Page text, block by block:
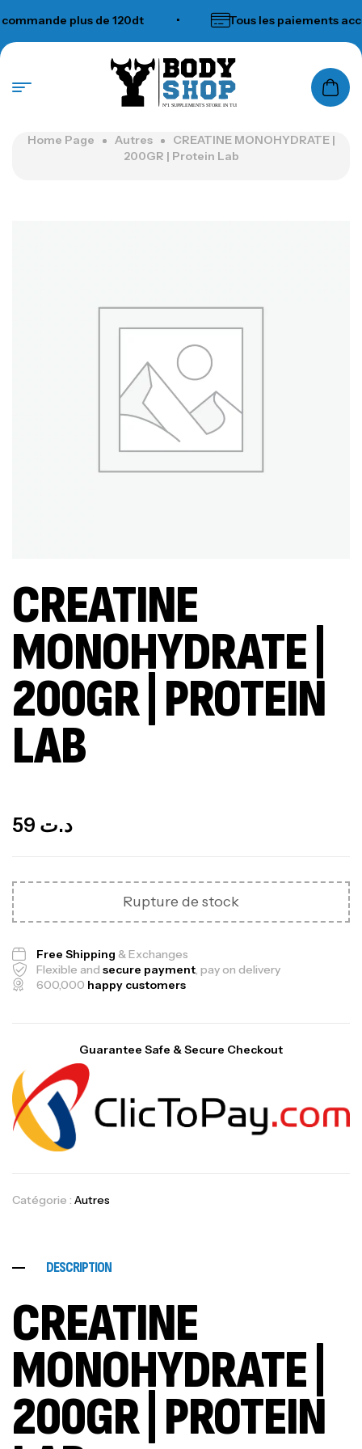
plus de 120dt Tous les paiements
N°1 SUPPLEMENTS STORE IN TUNISIA
Home Page Autres
CREATINE MONOHYDRATE |
200GR | Protein Lab
CREATINE
MONOHYDRATE |
200GR | PROTEIN
LAB
د.ت
Rupture de stock
Free Shipping & Exchanges
Flexible and secure payment, pay on delivery
600,000 happy customers
Guarantee Safe & Secure Checkout
Catégorie : Autres
DESCRIPTION
CREATINE
MONOHYDRATE |
200GR | PROTEIN